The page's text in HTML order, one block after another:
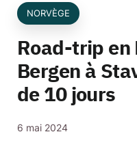
NORVÈGE
Road-trip en
Bergen à
de 10 jours
6 mai 2024